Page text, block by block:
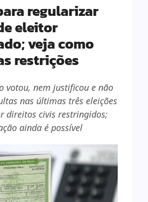
regularizar
eleitor
veja como
restrições
votou, nem justificou e não
nas últimas três eleições
direitos civis restringidos;
ainda é possível